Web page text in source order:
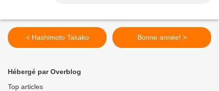
< Hashimoto Takako Bonne année! >
Hébergé par Overblog
Top articles